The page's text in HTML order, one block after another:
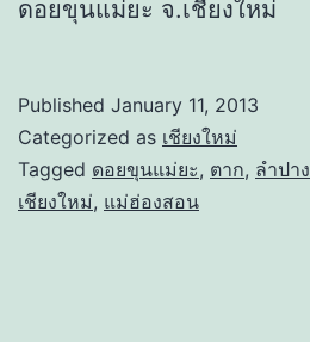
ดอยขุนแม่ยะ จ.เชียงใหม่
Published January 11, 2013
Categorized as เชียงใหม่
Tagged ดอยขุนแม่ยะ, ตาก, ลำปาง
เชียงใหม่, แม่ฮ่องสอน